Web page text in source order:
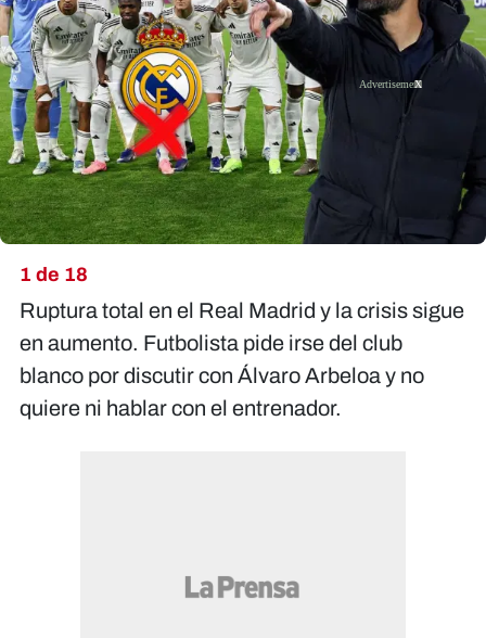
1 de 18
Ruptura total en el Real Madrid y la crisis sigue
en aumento. Futbolista pide irse del club
blanco por discutir con Álvaro Arbeloa y no
quiere ni hablar con el entrenador.
X